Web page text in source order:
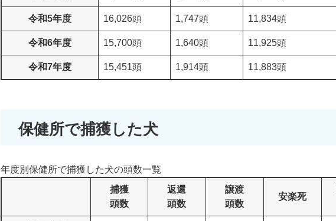
令和5年度 16,026頭 1,747頭 11,834頭
令和6年度 15,700頭 1,640頭 11,925頭
令和7年度 15,451頭 1,914頭 11,883頭
保健所で捕獲した犬
年度別保健所で捕獲した犬の頭数一覧
捕獲
頭数
返還
頭数
譲渡
頭数
安楽死